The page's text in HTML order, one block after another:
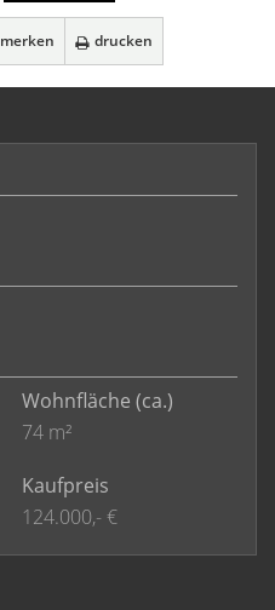
merken drucken
Wohnfläche (ca.)
74 m²
Kaufpreis
124.000,- €